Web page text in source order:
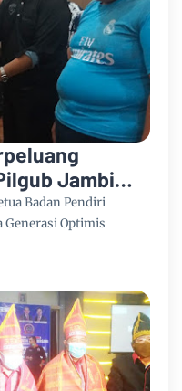
Jambi
Badan Pendiri
Generasi Optimis